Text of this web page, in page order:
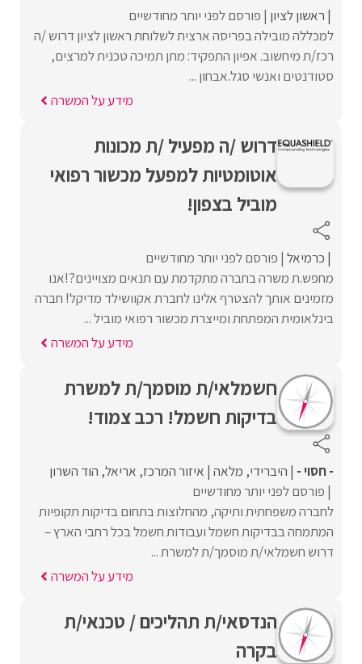
ראשון לציון פורסם לפני יותר מחודשיים
למכללה מובילה בפריסה ארצית לשלוחת ראשון לציון דרוש /ה
רכז/ת מיחשוב. אפיון התפקיד: מתן תמיכה טכנית למרצים,
סטודנטים ואנשי סגל.אבחון ...
מידע על המשרה
דרוש /ה מפעיל /ת מכונות
אוטומטיות למפעל מכשור רפואי
מוביל בצפון!
כרמיאל פורסם לפני יותר מחודשיים
מחפש.ת משרה בחברה מתקדמת עם תנאים מצויינים?!אנו
מזמינים אותך להצטרף אלינו לחברת אקוושילד מדיקל! חברה
בינלאומית המפתחת ומייצרת מכשור רפואי מוביל ...
מידע על המשרה
חשמלאי/ת מוסמך/ת למשרת
בדיקות חשמל! רכב צמוד!
- חסוי - היברידי מלאה איזור המרכז אריאל הוד השרון
פורסם לפני יותר מחודשיים
לחברה משפחתית ותיקה, מהחלוצות בתחום בדיקות תקופיות
המתמחה בבדיקות חשמל ועבודות חשמל בכל רחבי הארץ –
דרוש חשמלאי/ת מוסמך/ת למשרת ...
מידע על המשרה
הנדסאי/ת תהליכים / טכנאי/ת
בקרה